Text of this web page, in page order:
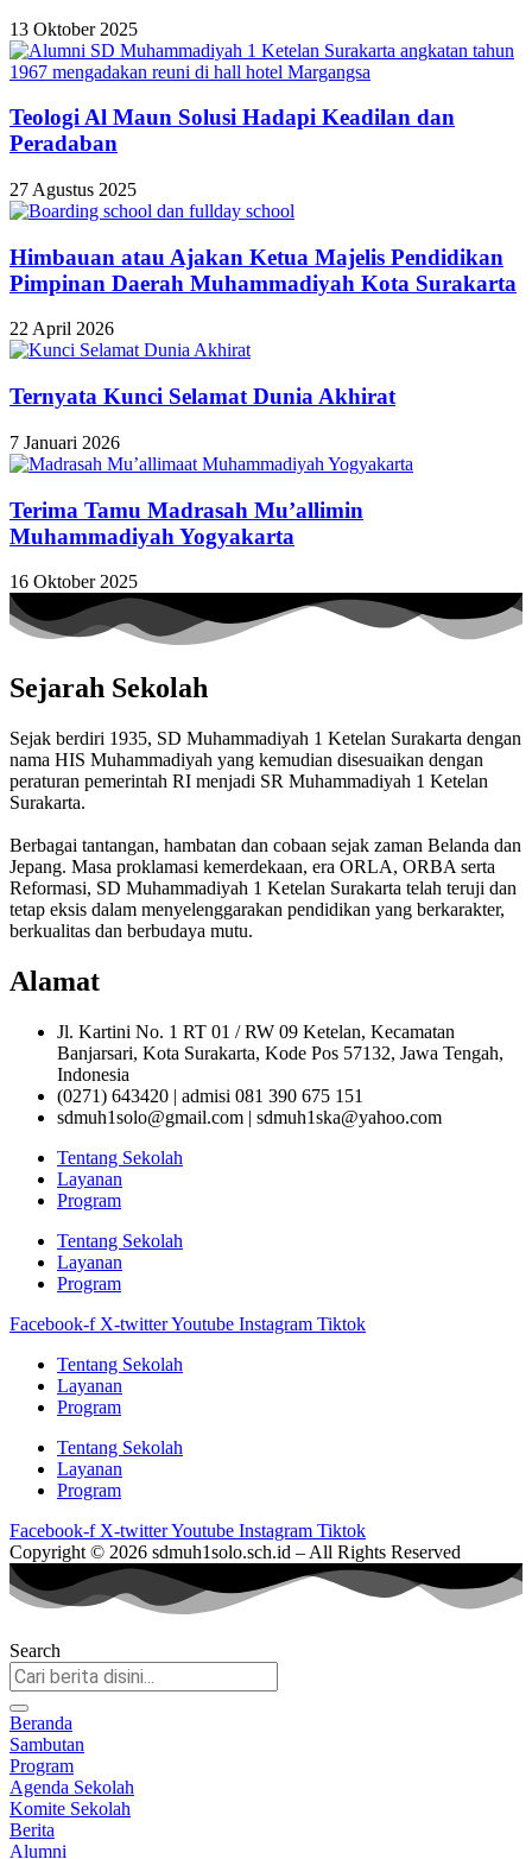
13 Oktober 2025
Teologi Al Maun Solusi Hadapi Keadilan dan
Peradaban
27 Agustus 2025
Himbauan atau Ajakan Ketua Majelis Pendidikan
Pimpinan Daerah Muhammadiyah Kota Surakarta
22 April 2026
Ternyata Kunci Selamat Dunia Akhirat
7 Januari 2026
Terima Tamu Madrasah Mu’allimin
Muhammadiyah Yogyakarta
16 Oktober 2025
Sejarah Sekolah
Sejak berdiri 1935, SD Muhammadiyah 1 Ketelan Surakarta dengan
nama HIS Muhammadiyah yang kemudian disesuaikan dengan
peraturan pemerintah RI menjadi SR Muhammadiyah 1 Ketelan
Surakarta.
Berbagai tantangan, hambatan dan cobaan sejak zaman Belanda dan
Jepang. Masa proklamasi kemerdekaan, era ORLA, ORBA serta
Reformasi, SD Muhammadiyah 1 Ketelan Surakarta telah teruji dan
tetap eksis dalam menyelenggarakan pendidikan yang berkarakter,
berkualitas dan berbudaya mutu.
Alamat
Jl. Kartini No. 1 RT 01 / RW 09 Ketelan, Kecamatan
Banjarsari, Kota Surakarta, Kode Pos 57132, Jawa Tengah,
Indonesia
(0271) 643420 | admisi 081 390 675 151
sdmuh1solo@gmail.com | sdmuh1ska@yahoo.com
Tentang Sekolah
Layanan
Program
Tentang Sekolah
Layanan
Program
Facebook-f X-twitterYoutube Instagram Tiktok
Tentang Sekolah
Layanan
Program
Tentang Sekolah
Layanan
Program
Facebook-f X-twitterYoutube Instagram Tiktok
Copyright © 2026 sdmuh1solo.sch.id – All Rights Reserved
Search
Beranda
Sambutan
Program
Agenda Sekolah
Komite Sekolah
Berita
Alumni